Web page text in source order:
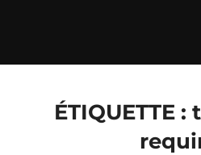
ÉTIQUETTE :